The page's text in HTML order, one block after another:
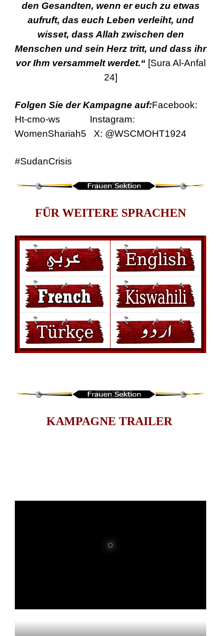
den Gesandten, wenn er euch zu etwas
aufruft, das euch Leben verleiht, und
wisset, dass Allah zwischen den
Menschen und sein Herz tritt, und dass ihr
vor Ihm versammelt werdet.“[Sura Al-Anfal
24]
Folgen Sie der Kampagne auf:Facebook:
Ht-cmo-ws Instagram:
WomenShariah5 X: @WSCMOHT1924
#SudanCrisis
FÜR WEITERE SPRACHEN
KAMPAGNE TRAILER